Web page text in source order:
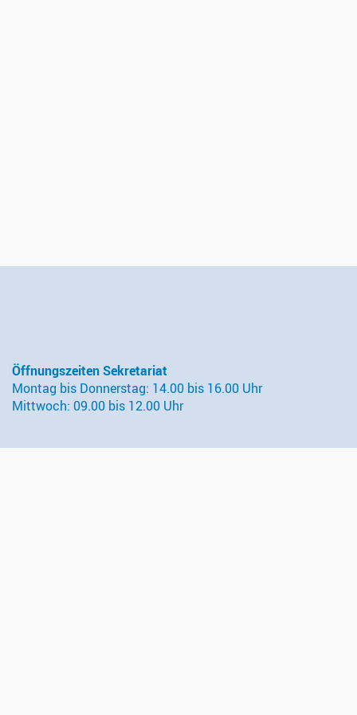
Öffnungszeiten Sekretariat
Montag bis Donnerstag: 14.00 bis 16.00 Uhr
Mittwoch: 09.00 bis 12.00 Uhr